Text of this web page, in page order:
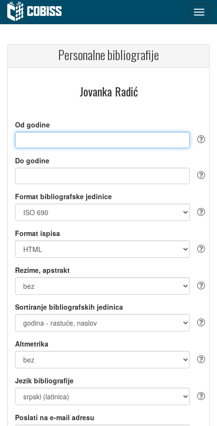
Personalne bibliografije
Jovanka Radić
Od godine
Do godine
Format bibliografske jedinice
Format ispisa
Rezime, apstrakt
Sortiranje bibliografskih jedinica
Altmetrika
Jezik bibliografije
Poslati na e-mail adresu